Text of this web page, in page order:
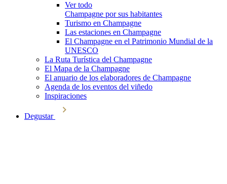
Ver todo
Champagne por sus habitantes
Turismo en Champagne
Las estaciones en Champagne
El Champagne en el Patrimonio Mundial de la
UNESCO
La Ruta Turística del Champagne
El Mapa de la Champagne
El anuario de los elaboradores de Champagne
Agenda de los eventos del viñedo
Inspiraciones
Degustar